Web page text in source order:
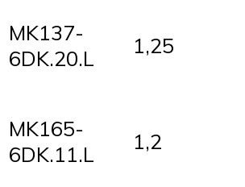
MK137-
6DK.20.L
1,25
MK165-
6DK.11.L
1,2